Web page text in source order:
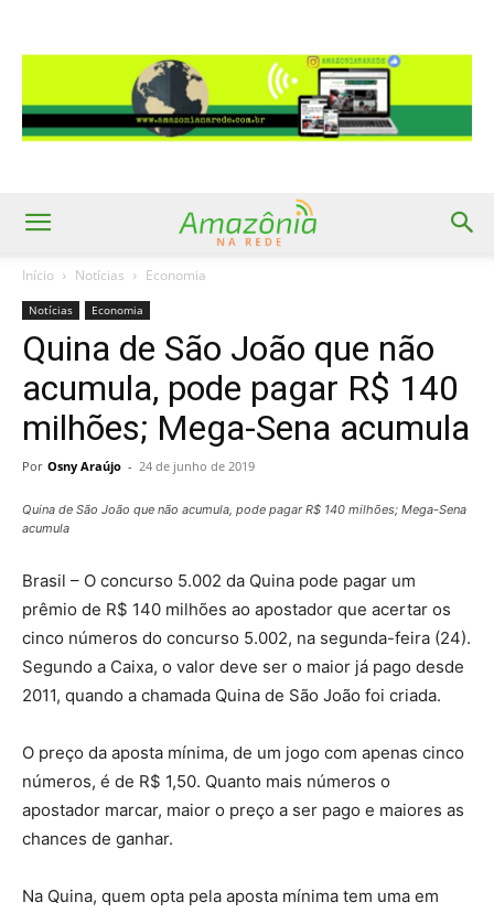
Início Notícias Economia
Notícias Economia
Quina de São João que não
acumula, pode pagar R$ 140
milhões; Mega-Sena acumula
Por Osny Araújo - 24 de junho de 2019
Quina de São João que não acumula, pode pagar R$ 140 milhões; Mega-Sena
acumula
Brasil – O concurso 5.002 da Quina pode pagar um
prêmio de R$ 140 milhões ao apostador que acertar os
cinco números do concurso 5.002, na segunda-feira (24).
Segundo a Caixa, o valor deve ser o maior já pago desde
2011, quando a chamada Quina de São João foi criada.
O preço da aposta mínima, de um jogo com apenas cinco
números, é de R$ 1,50. Quanto mais números o
apostador marcar, maior o preço a ser pago e maiores as
chances de ganhar.
Na Quina, quem opta pela aposta mínima tem uma em